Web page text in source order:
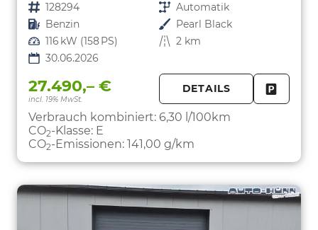
Fahrzeugnr. 128294 Getriebe Automatik
Kraftstoff Benzin Außenfarbe Pearl Black
Leistung 116 kW (158 PS) Kilometerstand 2 km
30.06.2026
27.490,– €
incl. 19% MwSt.
DETAILS
Verbrauch kombiniert: 6,30 l/100km
CO2-Klasse: E
CO2-Emissionen: 141,00 g/km